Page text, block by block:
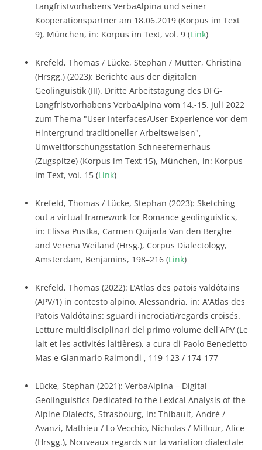
Langfristvorhabens VerbaAlpina und seiner
Kooperationspartner am 18.06.2019 (Korpus im Text
9), München, in: Korpus im Text, vol. 9 (Link)
Krefeld, Thomas / Lücke, Stephan / Mutter, Christina
(Hrsgg.) (2023): Berichte aus der digitalen
Geolinguistik (III). Dritte Arbeitstagung des DFG-
Langfristvorhabens VerbaAlpina vom 14.-15. Juli 2022
zum Thema "User Interfaces/User Experience vor dem
Hintergrund traditioneller Arbeitsweisen",
Umweltforschungsstation Schneefernerhaus
(Zugspitze) (Korpus im Text 15), München, in: Korpus
im Text, vol. 15 (Link)
Krefeld, Thomas / Lücke, Stephan (2023): Sketching
out a virtual framework for Romance geolinguistics,
in: Elissa Pustka, Carmen Quijada Van den Berghe
and Verena Weiland (Hrsg.), Corpus Dialectology,
Amsterdam, Benjamins, 198–216 (Link)
Krefeld, Thomas (2022): L’Atlas des patois valdôtains
(APV/1) in contesto alpino, Alessandria, in: A'Atlas des
Patois Valdôtains: sguardi incrociati/regards croisés.
Letture multidisciplinari del primo volume dell'APV (Le
lait et les activités laitières), a cura di Paolo Benedetto
Mas e Gianmario Raimondi , 119-123 / 174-177
Lücke, Stephan (2021): VerbaAlpina – Digital
Geolinguistics Dedicated to the Lexical Analysis of the
Alpine Dialects, Strasbourg, in: Thibault, André /
Avanzi, Mathieu / Lo Vecchio, Nicholas / Millour, Alice
(Hrsgg.), Nouveaux regards sur la variation dialectale